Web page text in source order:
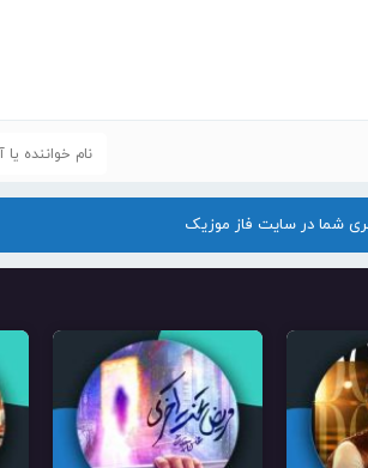
شما در سایت فاز موزیک